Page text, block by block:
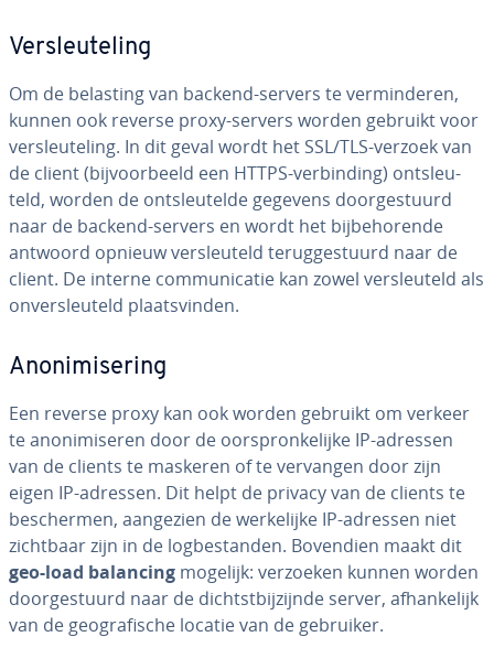
Ver­sleu­te­ling
Om de belasting van backend-servers te ver­min­de­ren,
kunnen ook reverse proxy-servers worden gebruikt voor
ver­sleu­te­ling. In dit geval wordt het SSL/TLS-verzoek van
de client (bij­voor­beeld een HTTPS-ver­bin­ding) ont­sleu­
teld, worden de ont­sleu­tel­de gegevens door­ge­stuurd
naar de backend-servers en wordt het bij­be­ho­ren­de
antwoord opnieuw ver­sleu­teld te­rug­ge­stuurd naar de
client. De interne com­mu­ni­ca­tie kan zowel ver­sleu­teld als
on­ver­sleu­teld plaats­vin­den.
Ano­ni­mi­se­ring
Een reverse proxy kan ook worden gebruikt om verkeer
te ano­ni­mi­se­ren door de oor­spron­ke­lij­ke IP-adressen
van de clients te maskeren of te vervangen door zijn
eigen IP-adressen. Dit helpt de privacy van de clients te
be­scher­men, aangezien de wer­ke­lij­ke IP-adressen niet
zichtbaar zijn in de log­be­stan­den. Bovendien maakt dit
geo-load balancing mogelijk: verzoeken kunnen worden
door­ge­stuurd naar de dichtst­bij­zijn­de server, af­han­ke­lijk
van de ge­o­gra­fi­sche locatie van de gebruiker.